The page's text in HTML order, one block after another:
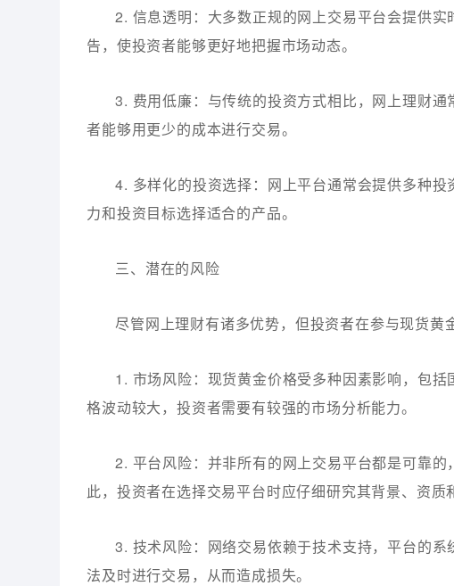
2. 信息透明：大多数正规的网上交易平台会提供
告，使投资者能够更好地把握市场动态。
3. 费用低廉：与传统的投资方式相比，网上理财
者能够用更少的成本进行交易。
4. 多样化的投资选择：网上平台通常会提供多种
力和投资目标选择适合的产品。
三、潜在的风险
尽管网上理财有诸多优势，但投资者在参与现货黄
1. 市场风险：现货黄金价格受多种因素影响，包
格波动较大，投资者需要有较强的市场分析能力。
2. 平台风险：并非所有的网上交易平台都是可靠
此，投资者在选择交易平台时应仔细研究其背景、资质
3. 技术风险：网络交易依赖于技术支持，平台的
法及时进行交易，从而造成损失。